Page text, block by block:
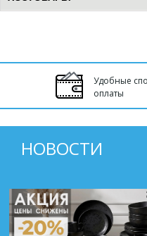
Удобные
оплаты
НОВОСТИ